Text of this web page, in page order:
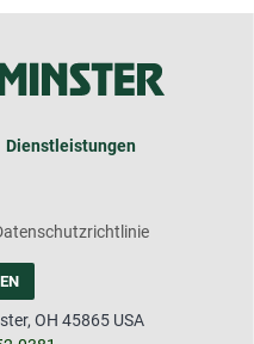
Dienstleistungen
OH 45865 USA